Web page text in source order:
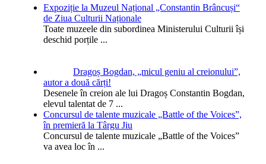
Expoziție la Muzeul Național „Constantin Brâncuși“
de Ziua Culturii Naționale
Toate muzeele din subordinea Ministerului Culturii își
deschid porțile ...
Dragoș Bogdan, „micul geniu al creionului”,
autor a două cărți!
Desenele în creion ale lui Dragoș Constantin Bogdan,
elevul talentat de 7 ...
Concursul de talente muzicale „Battle of the Voices”,
în premieră la Târgu Jiu
Concursul de talente muzicale „Battle of the Voices”
va avea loc în ...